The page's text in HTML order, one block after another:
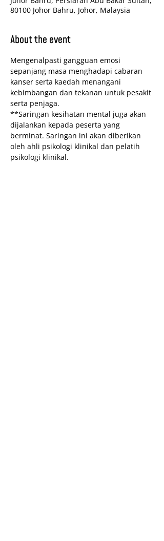
80100 Johor Bahru, Johor, Malaysia
About the event
Mengenalpasti gangguan emosi
sepanjang masa menghadapi cabaran
kanser serta kaedah menangani
kebimbangan dan tekanan untuk pesakit
serta penjaga.
**Saringan kesihatan mental juga akan
dijalankan kepada peserta yang
berminat. Saringan ini akan diberikan
oleh ahli psikologi klinikal dan pelatih
psikologi klinikal.